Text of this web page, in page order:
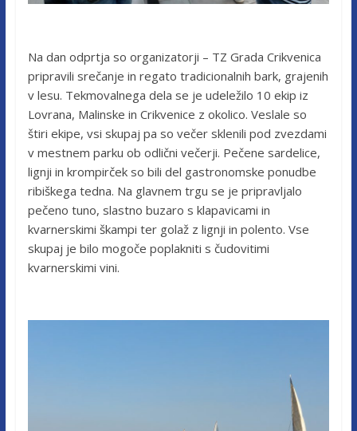
Na dan odprtja so organizatorji – TZ Grada Crikvenica
pripravili srečanje in regato tradicionalnih bark, grajenih
v lesu. Tekmovalnega dela se je udeležilo 10 ekip iz
Lovrana, Malinske in Crikvenice z okolico. Veslale so
štiri ekipe, vsi skupaj pa so večer sklenili pod zvezdami
v mestnem parku ob odlični večerji. Pečene sardelice,
lignji in krompirček so bili del gastronomske ponudbe
ribiškega tedna. Na glavnem trgu se je pripravljalo
pečeno tuno, slastno buzaro s klapavicami in
kvarnerskimi škampi ter golaž z lignji in polento. Vse
skupaj je bilo mogoče poplakniti s čudovitimi
kvarnerskimi vini.